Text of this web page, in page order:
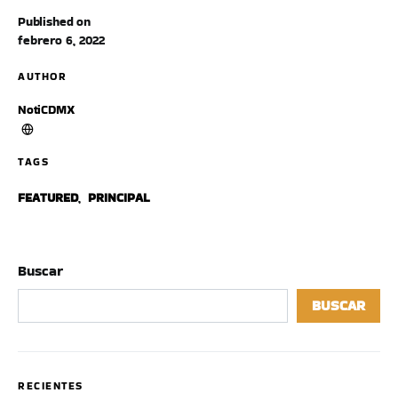
Published on
febrero 6, 2022
AUTHOR
NotiCDMX
TAGS
FEATURED, PRINCIPAL
Buscar
BUSCAR
RECIENTES